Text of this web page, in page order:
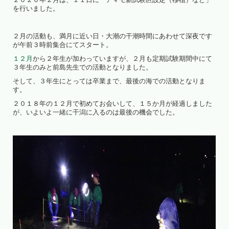
を行いました。
２月の活動も、満月に近い日・大潮の干潮時間にあわせて深夜です
が午前３時前集合にてスタート。
１２月 から２年生が加わっていますが、２月も定期試験期間中にて
３年生のみと前島先生での活動となりました。
そして、３年生にとっては卒業まで、最後の海での活動となりま
す。
２０１８年の１２月で初めてお会いして、１５か月が経過しました
が、いよいよ一緒に干潟に入るのは最後の機会でした。